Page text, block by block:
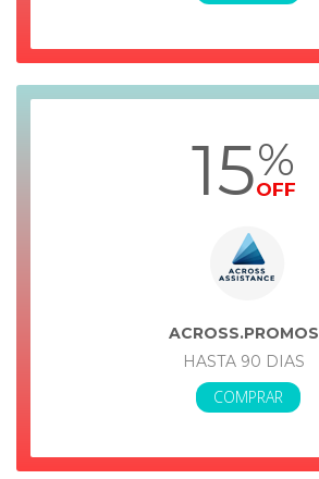
15%
OFF
ACROSS.PROMOS
HASTA 90 DIAS
COMPRAR